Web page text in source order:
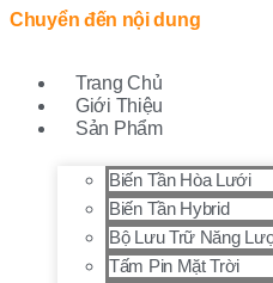
Chuyển đến nội dung
Trang Chủ
Giới Thiệu
Sản Phẩm
Biến Tần Hòa Lưới
Biến Tần Hybrid
Bộ Lưu Trữ Năng
Tấm Pin Mặt Trời